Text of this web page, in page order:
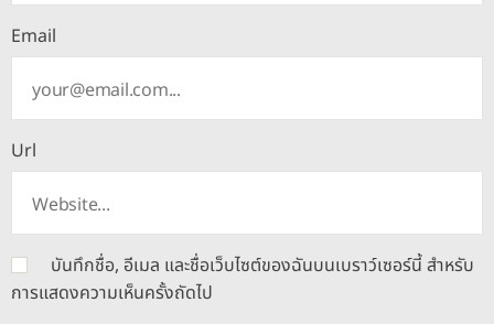
Email
Url
บันทึกชื่อ, อีเมล และชื่อเว็บไซต์ของฉันบนเบราว์เซอร์นี้ สำหรับ
การแสดงความเห็นครั้งถัดไป